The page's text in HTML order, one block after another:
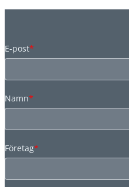
E-post*
Namn*
Företag*